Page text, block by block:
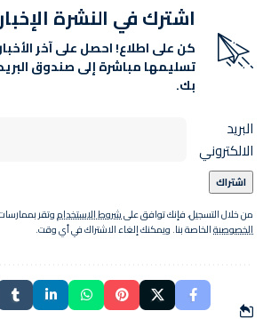
اشترك في النشرة
كن على اطلاع! احصل على آخر
تسليمها مباشرة إلى صندوق
بك.
البريد
الالكتروني
من خلال التسجيل، فإنك توافق علىشروط الاستخداموتقر بممارسات
الخصوصيةالخاصة بنا. ويمكنك إلغاء الاشتراك في أي وقت.